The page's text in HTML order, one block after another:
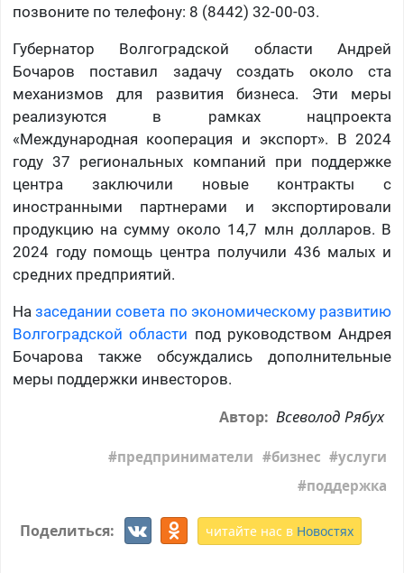
позвоните по телефону: 8 (8442) 32-00-03.
Губернатор Волгоградской области Андрей
Бочаров поставил задачу создать около ста
механизмов для развития бизнеса. Эти меры
реализуются в рамках нацпроекта
«Международная кооперация и экспорт». В 2024
году 37 региональных компаний при поддержке
центра заключили новые контракты с
иностранными партнерами и экспортировали
продукцию на сумму около 14,7 млн долларов. В
2024 году помощь центра получили 436 малых и
средних предприятий.
Назаседании совета по экономическому развитию
Волгоградской области под руководством Андрея
Бочарова также обсуждались дополнительные
меры поддержки инвесторов.
Автор: Всеволод Рябух
предприниматели бизнес
услуги
поддержка
Поделиться: читайте нас в Новостях